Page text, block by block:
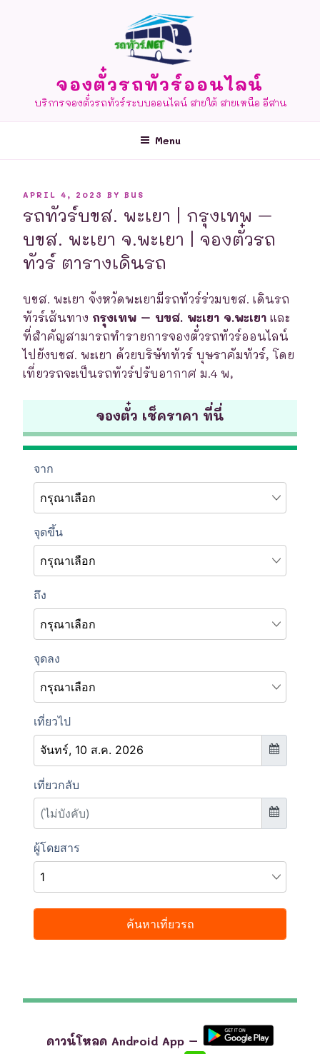
จองตั๋วรถทัวร์ออนไลน์
บริการจองตั๋วรถทัวร์ระบบออนไลน์ สายใต้ สายเหนือ อีสาน
Menu
POSTED
APRIL 4, 2023 BY BUS
รถทัวร์บขส. พะเยา | กรุงเทพ –
บขส. พะเยา จ.พะเยา | จองตั๋วรถ
ทัวร์ ตารางเดินรถ
บขส. พะเยา จังหวัดพะเยามีรถทัวร์ร่วมบขส. เดินรถ
ทัวร์เส้นทาง กรุงเทพ – บขส. พะเยา จ.พะเยา และ
ที่สำคัญสามารถทำรายการจองตั๋วรถทัวร์ออนไลน์
ไปยังบขส. พะเยา ด้วยบริษัททัวร์ บุษราคัมทัวร์, โดย
เที่ยวรถจะเป็นรถทัวร์ปรับอากาศ ม.4 พ,
จองตั๋ว เช็คราคา ที่นี่
ดาวน์โหลด Android App –